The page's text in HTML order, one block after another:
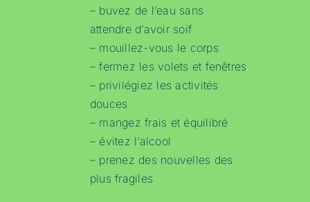
– buvez de l’eau sans
attendre d’avoir soif
– mouillez-vous le corps
– fermez les volets et fenêtres
– privilégiez les activités
douces
– mangez frais et équilibré
– évitez l’alcool
– prenez des nouvelles des
plus fragiles